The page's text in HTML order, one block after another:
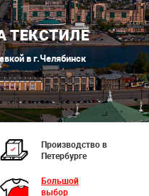
ТЕКСТИЛЕ
в г.Челябинск
Производство в
Петербурге
Большой
выбор